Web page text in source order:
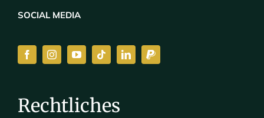
SOCIAL MEDIA
Rechtliches